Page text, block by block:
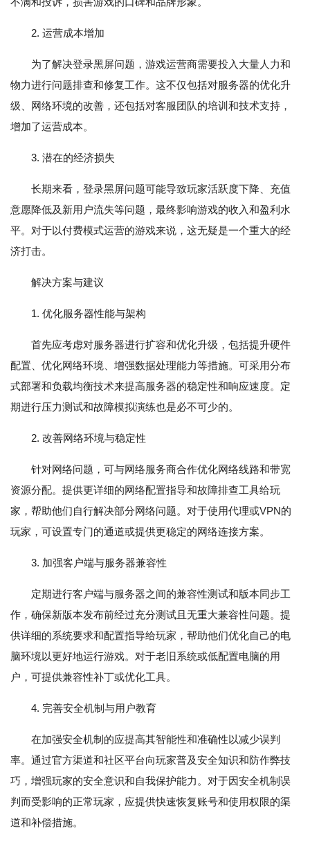
2. 运营成本增加
为了解决登录黑屏问题，游戏运营商需要投入大量人力和
物力进行问题排查和修复工作。这不仅包括对服务器的优化升
级、网络环境的改善，还包括对客服团队的培训和技术支持，
增加了运营成本。
3. 潜在的经济损失
长期来看，登录黑屏问题可能导致玩家活跃度下降、充值
意愿降低及新用户流失等问题，最终影响游戏的收入和盈利水
平。对于以付费模式运营的游戏来说，这无疑是一个重大的经
济打击。
解决方案与建议
1. 优化服务器性能与架构
首先应考虑对服务器进行扩容和优化升级，包括提升硬件
配置、优化网络环境、增强数据处理能力等措施。可采用分布
式部署和负载均衡技术来提高服务器的稳定性和响应速度。定
期进行压力测试和故障模拟演练也是必不可少的。
2. 改善网络环境与稳定性
针对网络问题，可与网络服务商合作优化网络线路和带宽
资源分配。提供更详细的网络配置指导和故障排查工具给玩
家，帮助他们自行解决部分网络问题。对于使用代理或VPN的
玩家，可设置专门的通道或提供更稳定的网络连接方案。
3. 加强客户端与服务器兼容性
定期进行客户端与服务器之间的兼容性测试和版本同步工
作，确保新版本发布前经过充分测试且无重大兼容性问题。提
供详细的系统要求和配置指导给玩家，帮助他们优化自己的电
脑环境以更好地运行游戏。对于老旧系统或低配置电脑的用
户，可提供兼容性补丁或优化工具。
4. 完善安全机制与用户教育
在加强安全机制的应提高其智能性和准确性以减少误判
率。通过官方渠道和社区平台向玩家普及安全知识和防作弊技
巧，增强玩家的安全意识和自我保护能力。对于因安全机制误
判而受影响的正常玩家，应提供快速恢复账号和使用权限的渠
道和补偿措施。